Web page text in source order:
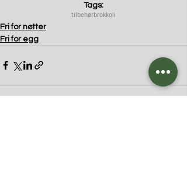
Tags:
tilbehørbrokkoli
Fri for nøtter
Fri for egg